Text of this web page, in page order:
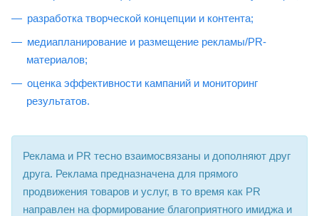
разработка творческой концепции и контента;
медиапланирование и размещение рекламы/PR-
материалов;
оценка эффективности кампаний и мониторинг
результатов.
Реклама и PR тесно взаимосвязаны и дополняют друг
друга. Реклама предназначена для прямого
продвижения товаров и услуг, в то время как PR
направлен на формирование благоприятного имиджа и